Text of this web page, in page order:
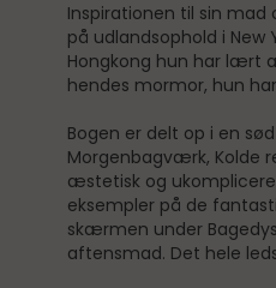
Inspirationen til sin mad
på udlandsophold i
Hongkong hun har lært
hendes mormor, hun
Bogen er delt op i en
Morgenbagværk, Kolde
æstetisk og
eksempler på de
skærmen under
aftensmad. Det hele